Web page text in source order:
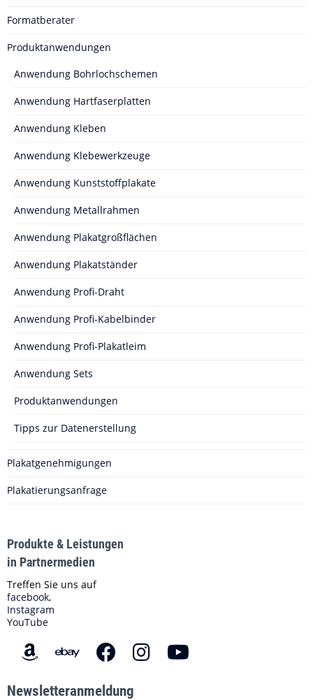
Formatberater
Produktanwendungen
Anwendung Bohrlochschemen
Anwendung Hartfaserplatten
Anwendung Kleben
Anwendung Klebewerkzeuge
Anwendung Kunststoffplakate
Anwendung Metallrahmen
Anwendung Plakatgroßflächen
Anwendung Plakatständer
Anwendung Profi-Draht
Anwendung Profi-Kabelbinder
Anwendung Profi-Plakatleim
Anwendung Sets
Produktanwendungen
Tipps zur Datenerstellung
Plakatgenehmigungen
Plakatierungsanfrage
Produkte & Leistungen
in Partnermedien
Treffen Sie uns auf
facebook,
Instagram
YouTube
Newsletteranmeldung